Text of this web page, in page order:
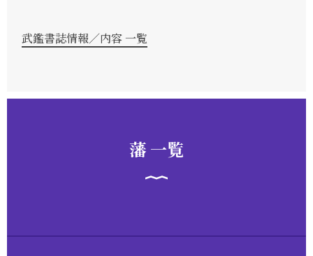
武鑑書誌情報／内容 一覧
藩 一覧